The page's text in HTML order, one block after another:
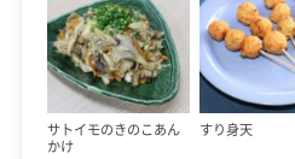
サトイモのきのこあん
かけ
すり身天